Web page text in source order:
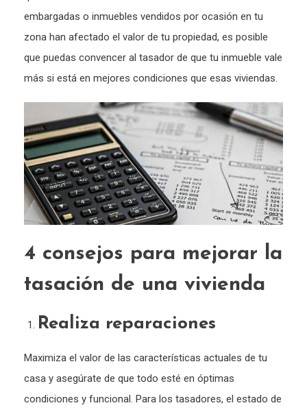
embargadas o inmuebles vendidos por ocasión en tu
zona han afectado el valor de tu propiedad, es posible
que puedas convencer al tasador de que tu inmueble vale
más si está en mejores condiciones que esas viviendas.
4 consejos para mejorar la
tasación de una vivienda
Realiza reparaciones
Maximiza el valor de las características actuales de tu
casa y asegúrate de que todo esté en óptimas
condiciones y funcional. Para los tasadores, el estado de